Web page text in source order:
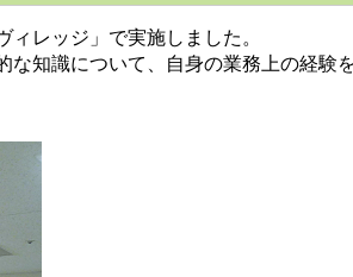
レッジ」で実施しました。
識について、自身の業務上の経験を